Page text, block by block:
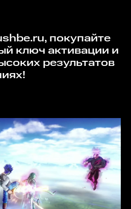
ключ активации и
результатов